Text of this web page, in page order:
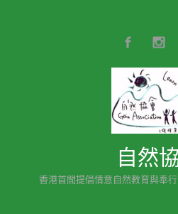
自然
香港首間提倡情意自然教育與奉